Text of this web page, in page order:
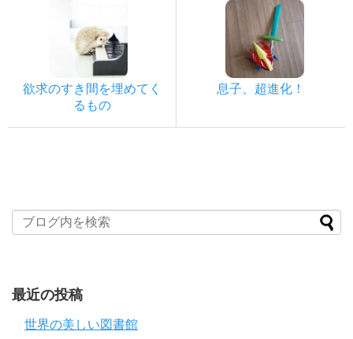
欲求のすき間を埋めてく
るもの
息子、超進化！
最近の投稿
世界の美しい図書館